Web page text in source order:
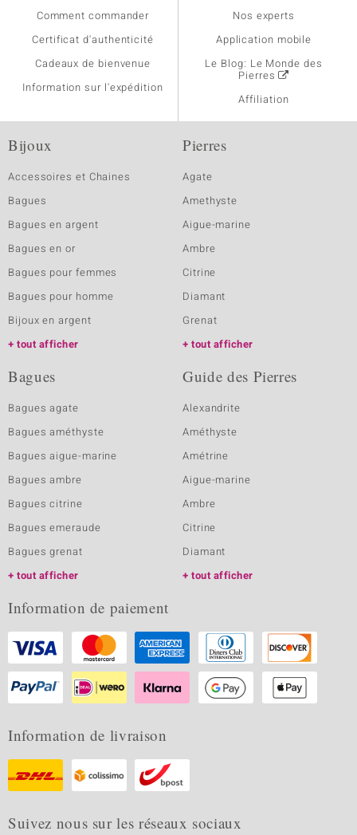
Comment commander
Certificat d'authenticité
Cadeaux de bienvenue
Information sur l'expédition
Nos experts
Application mobile
Le Blog: Le Monde des
Pierres
Affiliation
Bijoux
Accessoires et Chaines
Bagues
Bagues en argent
Bagues en or
Bagues pour femmes
Bagues pour homme
Bijoux en argent
tout afficher
Pierres
Agate
Amethyste
Aigue-marine
Ambre
Citrine
Diamant
Grenat
tout afficher
Bagues
Bagues agate
Bagues améthyste
Bagues aigue-marine
Bagues ambre
Bagues citrine
Bagues emeraude
Bagues grenat
tout afficher
Guide des Pierres
Alexandrite
Améthyste
Amétrine
Aigue-marine
Ambre
Citrine
Diamant
tout afficher
Information de paiement
Information de livraison
Suivez nous sur les réseaux sociaux